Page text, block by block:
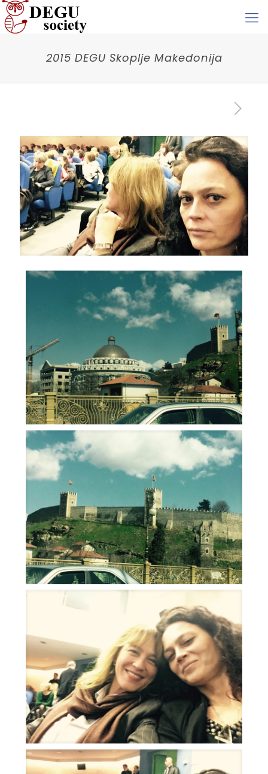
2015 DEGU Skoplje Makedonija